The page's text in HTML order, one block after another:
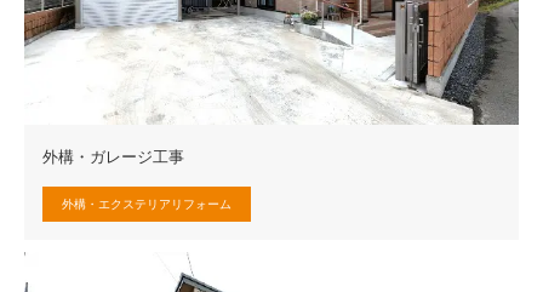
外構・ガレージ工事
外構・エクステリアリフォーム